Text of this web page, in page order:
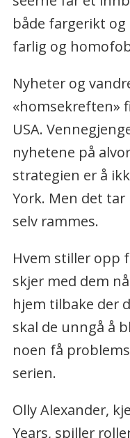
både fargerikt
farlig og
Nyheter og
«homsekreften»
USA.
nyhetene på
strategien er å
York. Men det
selv rammes.
Hvem stiller opp
skjer med dem
hjem tilbake der
skal de unngå å
noen få
serien.
Olly Alexander,
Years, spiller